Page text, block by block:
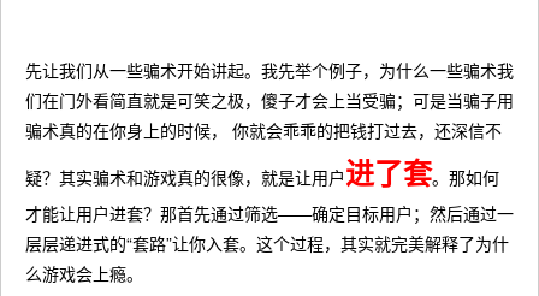
先让我们从一些骗术开始讲起。我先举个例子，为什么一些骗术我
们在门外看简直就是可笑之极，傻子才会上当受骗；可是当骗子用
骗术真的在你身上的时候， 你就会乖乖的把钱打过去，还深信不
疑？其实骗术和游戏真的很像，就是让用户进了套。那如何
才能让用户进套？那首先通过筛选——确定目标用户；然后通过一
层层递进式的“套路”让你入套。这个过程，其实就完美解释了为什
么游戏会上瘾。